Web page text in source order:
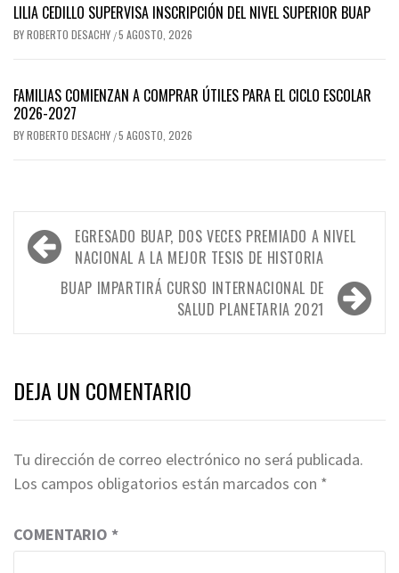
LILIA CEDILLO SUPERVISA INSCRIPCIÓN DEL NIVEL SUPERIOR BUAP
BYROBERTO DESACHY /5 AGOSTO, 2026
FAMILIAS COMIENZAN A COMPRAR ÚTILES PARA EL CICLO ESCOLAR
2026-2027
BYROBERTO DESACHY /5 AGOSTO, 2026
Navegación
de
entradas
EGRESADO BUAP, DOS VECES PREMIADO A NIVEL
NACIONAL A LA MEJOR TESIS DE HISTORIA
BUAP IMPARTIRÁ CURSO INTERNACIONAL DE
SALUD PLANETARIA 2021
DEJA UN COMENTARIO
Tu dirección de correo electrónico no será publicada.
Los campos obligatorios están marcados con *
COMENTARIO *